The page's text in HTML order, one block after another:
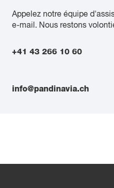
Appelez notre équipe
e-mail. Nous restons
+41 43 266 10 60
info@pandinavia.ch